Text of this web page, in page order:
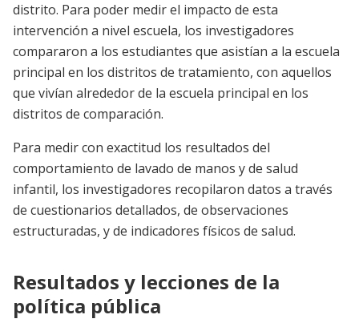
distrito. Para poder medir el impacto de esta
intervención a nivel escuela, los investigadores
compararon a los estudiantes que asistían a la escuela
principal en los distritos de tratamiento, con aquellos
que vivían alrededor de la escuela principal en los
distritos de comparación.
Para medir con exactitud los resultados del
comportamiento de lavado de manos y de salud
infantil, los investigadores recopilaron datos a través
de cuestionarios detallados, de observaciones
estructuradas, y de indicadores físicos de salud.
Resultados y lecciones de la
política pública